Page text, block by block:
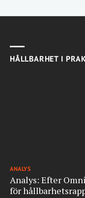
HÅLLBARHET I
ANALYS
Analys: Efter
för